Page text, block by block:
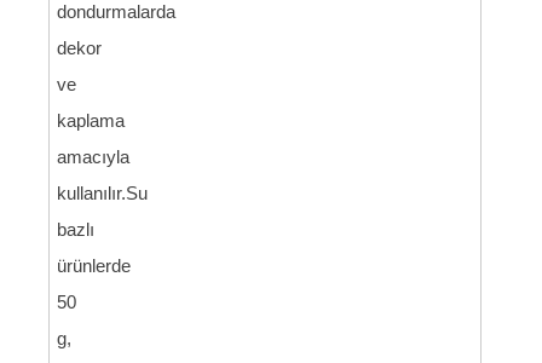
dondurmalarda
dekor
ve
kaplama
amacıyla
kullanılır.Su
bazlı
ürünlerde
50
g,